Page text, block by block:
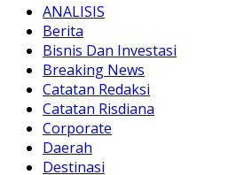
ANALISIS
Berita
Bisnis Dan Investasi
Breaking News
Catatan Redaksi
Catatan Risdiana
Corporate
Daerah
Destinasi